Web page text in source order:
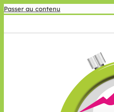
Passer au contenu